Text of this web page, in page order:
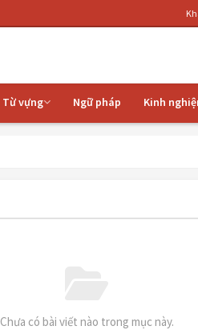
Khai giảng
Từ vựng Ngữ pháp Kinh
Chưa có bài viết nào trong mục này.